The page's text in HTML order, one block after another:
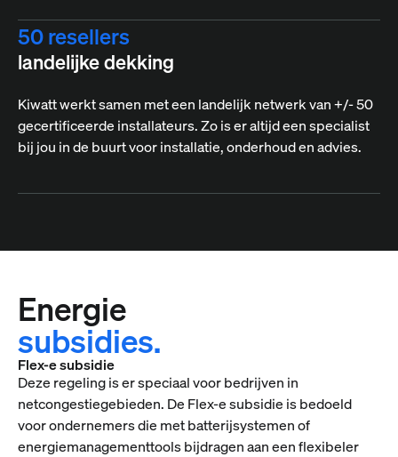
50 resellers
landelijke dekking
Kiwatt werkt samen met een landelijk netwerk van +/- 50
gecertificeerde installateurs. Zo is er altijd een specialist
bij jou in de buurt voor installatie, onderhoud en advies.
Energie
subsidies.
Flex-e subsidie
Deze regeling is er speciaal voor bedrijven in
netcongestiegebieden. De Flex-e subsidie is bedoeld
voor ondernemers die met batterijsystemen of
energiemanagementtools bijdragen aan een flexibeler